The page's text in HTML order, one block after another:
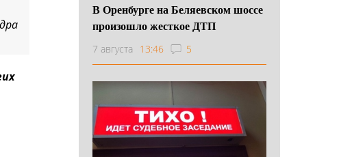
В Оренбурге на Беляевском шоссе
произошло жесткое ДТП
7 августа 13:46 5